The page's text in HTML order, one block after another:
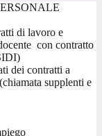
di lavoro e
con contratto
dei contratti a
supplenti e